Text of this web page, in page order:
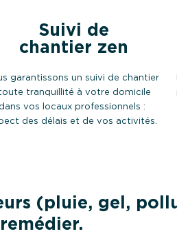
Suivi de
chantier zen
garantissons un suivi de chantier
tranquillité à votre domicile
vos locaux professionnels :
des délais et de vos activités.
(pluie, gel,